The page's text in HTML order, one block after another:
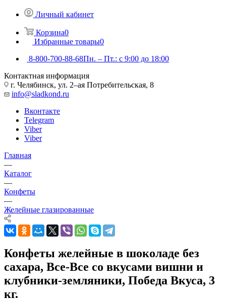
Личный кабинет
Корзина0
Избранные товары0
8-800-700-88-68Пн. – Пт.: с 9:00 до 18:00
Контактная информация
г. Челябинск, ул. 2–ая Потребительская, 8
info@sladkond.ru
Вконтакте
Telegram
Viber
Viber
Главная
—
Каталог
—
Конфеты
—
Желейные глазированные
Конфеты желейные в шоколаде без
сахара, Все-Все со вкусами вишни и
клубники-земляники, Победа Вкуса, 3
кг.